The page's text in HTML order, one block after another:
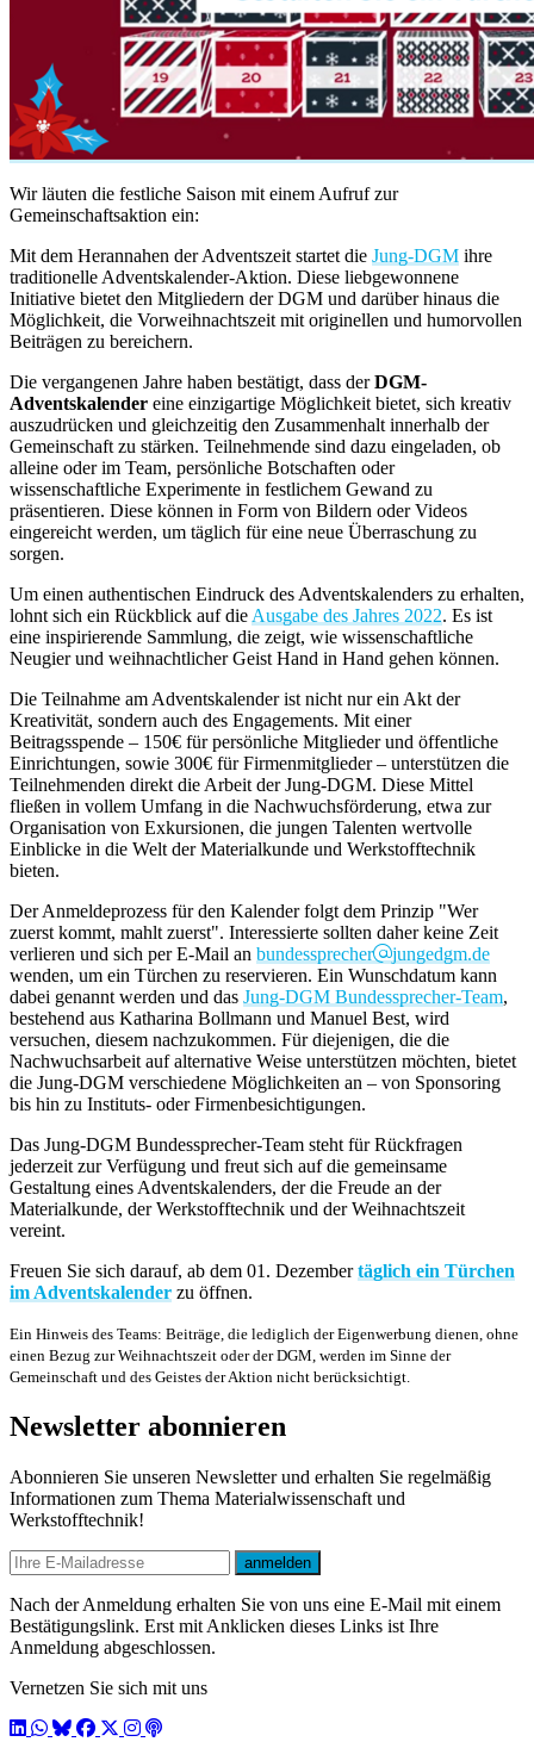
Wir läuten die festliche Saison mit einem Aufruf zur
Gemeinschaftsaktion ein:
Mit dem Herannahen der Adventszeit startet die Jung-DGM ihre
traditionelle Adventskalender-Aktion. Diese liebgewonnene
Initiative bietet den Mitgliedern der DGM und darüber hinaus die
Möglichkeit, die Vorweihnachtszeit mit originellen und humorvollen
Beiträgen zu bereichern.
Die vergangenen Jahre haben bestätigt, dass derDGM-
Adventskalender eine einzigartige Möglichkeit bietet, sich kreativ
auszudrücken und gleichzeitig den Zusammenhalt innerhalb der
Gemeinschaft zu stärken. Teilnehmende sind dazu eingeladen, ob
alleine oder im Team, persönliche Botschaften oder
wissenschaftliche Experimente in festlichem Gewand zu
präsentieren. Diese können in Form von Bildern oder Videos
eingereicht werden, um täglich für eine neue Überraschung zu
sorgen.
Um einen authentischen Eindruck des Adventskalenders zu erhalten,
lohnt sich ein Rückblick auf die Ausgabe des Jahres 2022. Es ist
eine inspirierende Sammlung, die zeigt, wie wissenschaftliche
Neugier und weihnachtlicher Geist Hand in Hand gehen können.
Die Teilnahme am Adventskalender ist nicht nur ein Akt der
Kreativität, sondern auch des Engagements. Mit einer
Beitragsspende – 150€ für persönliche Mitglieder und öffentliche
Einrichtungen, sowie 300€ für Firmenmitglieder – unterstützen die
Teilnehmenden direkt die Arbeit der Jung-DGM. Diese Mittel
fließen in vollem Umfang in die Nachwuchsförderung, etwa zur
Organisation von Exkursionen, die jungen Talenten wertvolle
Einblicke in die Welt der Materialkunde und Werkstofftechnik
bieten.
Der Anmeldeprozess für den Kalender folgt dem Prinzip "Wer
zuerst kommt, mahlt zuerst". Interessierte sollten daher keine Zeit
verlieren und sich per E-Mail an bundessprecher
jungedgm.de
wenden, um ein Türchen zu reservieren. Ein Wunschdatum kann
dabei genannt werden und das Jung-DGM Bundessprecher-Team,
bestehend aus Katharina Bollmann und Manuel Best, wird
versuchen, diesem nachzukommen. Für diejenigen, die die
Nachwuchsarbeit auf alternative Weise unterstützen möchten, bietet
die Jung-DGM verschiedene Möglichkeiten an – von Sponsoring
bis hin zu Instituts- oder Firmenbesichtigungen.
Das Jung-DGM Bundessprecher-Team steht für Rückfragen
jederzeit zur Verfügung und freut sich auf die gemeinsame
Gestaltung eines Adventskalenders, der die Freude an der
Materialkunde, der Werkstofftechnik und der Weihnachtszeit
vereint.
Freuen Sie sich darauf, ab dem 01. Dezembertäglich ein Türchen
im Adventskalender zu öffnen.
Ein Hinweis des Teams: Beiträge, die lediglich der Eigenwerbung dienen, ohne
einen Bezug zur Weihnachtszeit oder der DGM, werden im Sinne der
Gemeinschaft und des Geistes der Aktion nicht berücksichtigt.
Newsletter abonnieren
Abonnieren Sie unseren Newsletter und erhalten Sie regelmäßig
Informationen zum Thema Materialwissenschaft und
Werkstofftechnik!
E-mail
anmelden
Nach der Anmeldung erhalten Sie von uns eine E-Mail mit einem
Bestätigungslink. Erst mit Anklicken dieses Links ist Ihre
Anmeldung abgeschlossen.
Vernetzen Sie sich mit uns
LinkedIn
WhatsApp
BlueSky
Facebook
X / Twitter
Instagram
Podcast